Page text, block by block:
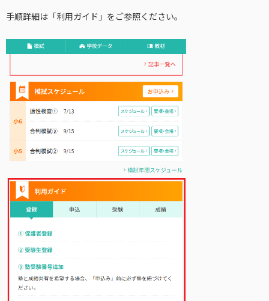
手順詳細は「利用ガイド」をご参照ください。